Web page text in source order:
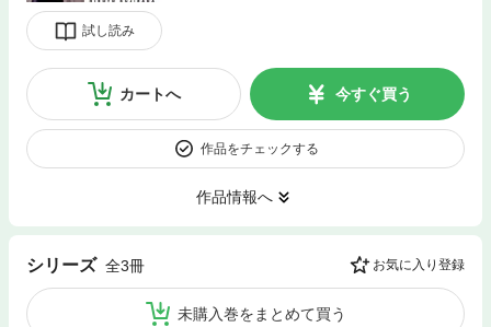
試し読み
カートへ 今すぐ買う
作品をチェックする
作品情報へ
シリーズ 全3冊 お気に入り登録
未購入巻をまとめて買う